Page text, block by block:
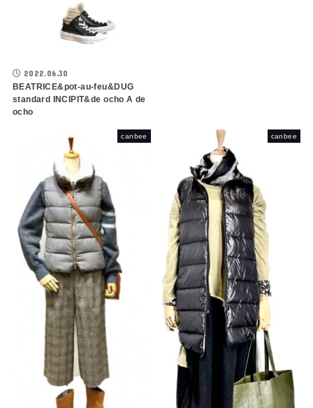
2022.06.30
BEATRICE&pot-au-feu&DUG
standard INCIPIT&de ocho A de
ocho
canbee canbee